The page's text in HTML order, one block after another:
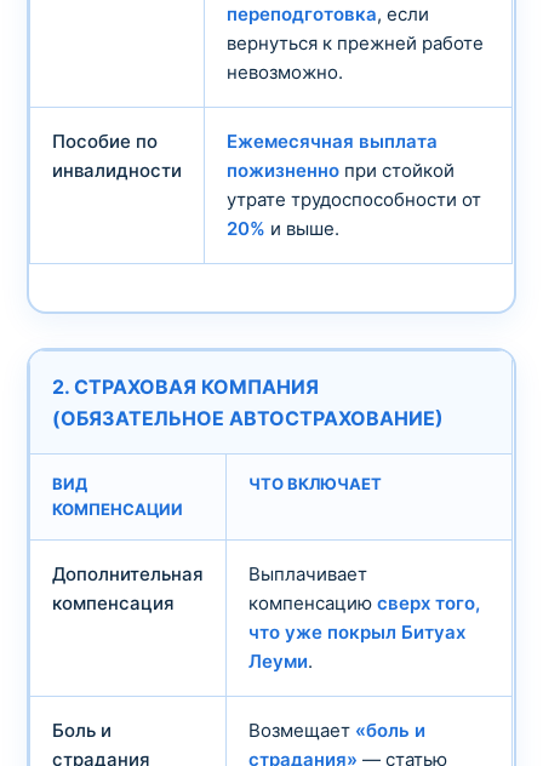
переподготовка, если
вернуться к прежней работе
невозможно.
Пособие по
инвалидности
Ежемесячная выплата
пожизненно при стойкой
утрате трудоспособности от
20% и выше.
2. СТРАХОВАЯ КОМПАНИЯ
(ОБЯЗАТЕЛЬНОЕ АВТОСТРАХОВАНИЕ)
ВИД
КОМПЕНСАЦИИ
ЧТО ВКЛЮЧАЕТ
Дополнительная
компенсация
Выплачивает
компенсациюсверх того,
что уже покрыл Битуах
Леуми.
Боль и
страдания
Возмещает «боль и
страдания» — статью